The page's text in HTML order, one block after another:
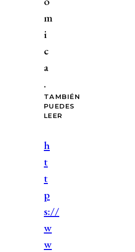
m
i
c
a
.
TAMBIÉN
PUEDES
LEER